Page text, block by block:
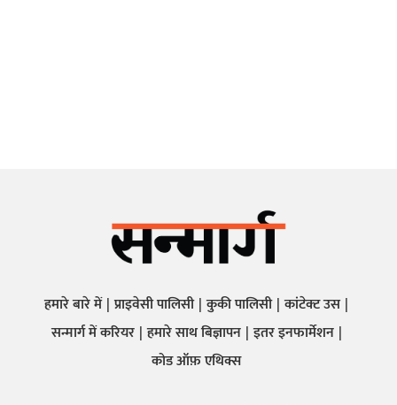
हमारे बारे में प्राइवेसी पालिसी कुकी पालिसी कांटेक्ट उस
सन्मार्ग में करियर हमारे साथ बिज्ञापन इतर इनफार्मेशन
कोड ऑफ़ एथिक्स